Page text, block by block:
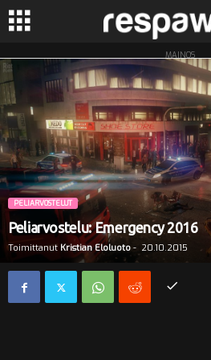
R
s
p
a
MAINOS
PELIARVOSTELUT
Peliarvostelu: Emergency 2016
Toimittanut Kristian Eloluoto - 20.10.2015